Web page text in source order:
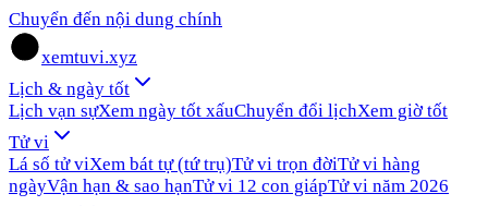
Chuyển đến nội dung chính
xemtuvi.xyz
Lịch & ngày tốt
Lịch vạn sựXem ngày tốt xấuChuyển đổi lịchXem giờ tốt
Tử vi
Lá số tử viXem bát tự (tứ trụ)Tử vi trọn đờiTử vi hàng
ngàyVận hạn & sao hạnTử vi 12 con giápTử vi năm 2026